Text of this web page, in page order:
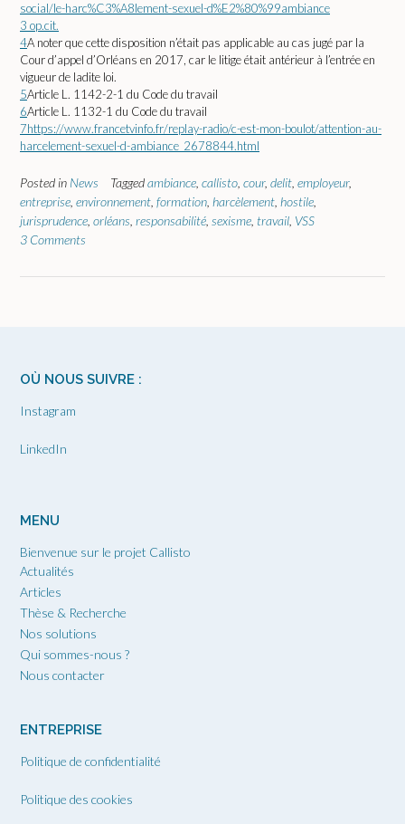
social/le-harc%C3%A8lement-sexuel-d%E2%80%99ambiance
3 op.cit.
4A noter que cette disposition n’était pas applicable au cas jugé par la
Cour d’appel d’Orléans en 2017, car le litige était antérieur à l’entrée en
vigueur de ladite loi.
5Article L. 1142-2-1 du Code du travail
6Article L. 1132-1 du Code du travail
7https://www.francetvinfo.fr/replay-radio/c-est-mon-boulot/attention-au-
harcelement-sexuel-d-ambiance_2678844.html
Posted in News Taggedambiance callisto cour, delit employeur,
entreprise environnement formation harcèlement hostile
jurisprudence orléans responsabilité sexisme travail VSS
3 Comments
OÙ NOUS SUIVRE :
Instagram
LinkedIn
MENU
Bienvenue sur le projet Callisto
Actualités
Articles
Thèse & Recherche
Nos solutions
Qui sommes-nous ?
Nous contacter
ENTREPRISE
Politique de confidentialité
Politique des cookies